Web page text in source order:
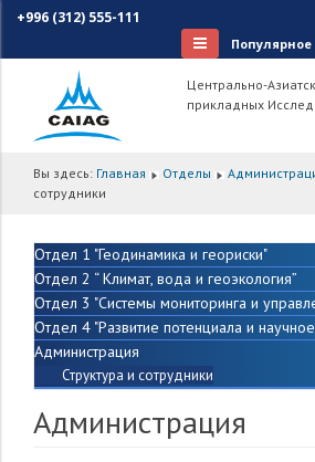
+996 (312) 555-111
Популярное
Центрально-
прикладных
Вы здесь: Главная Отделы
сотрудники
Отдел 1 "Геодинамика и геориски"
Отдел 2 “ Климат, вода и геоэкология”
Отдел 3 "Системы мониторинга и
Отдел 4 "Развитие потенциала и
Администрация
Структура и сотрудники
Администрация